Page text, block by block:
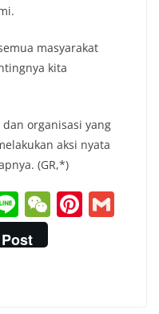
masyarakat
kita
dan organisasi yang
aksi nyata
(GR,*)
Li
n
e
W Pi
Post